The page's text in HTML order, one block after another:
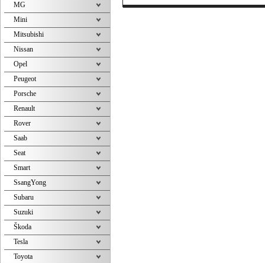
MG
Mini
Mitsubishi
Nissan
Opel
Peugeot
Porsche
Renault
Rover
Saab
Seat
Smart
SsangYong
Subaru
Suzuki
Škoda
Tesla
Toyota